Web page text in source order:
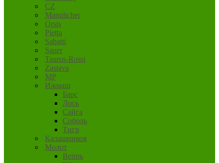
CZ
Mannlicher
Orsis
Pietta
Sabatti
Sauer
Taurus-Rossi
Zastava
MP
Ижмаш
Барс
Лось
Сайга
Соболь
Тигр
Калашников
Молот
Вепрь